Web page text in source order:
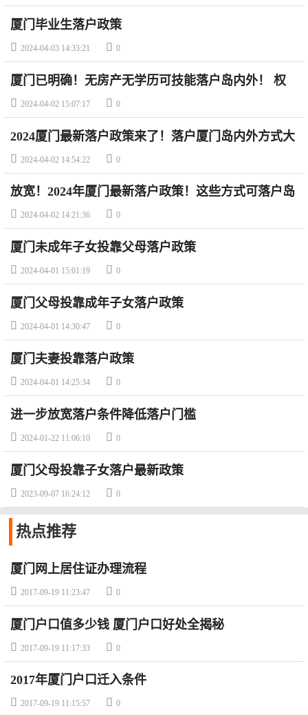
厦门毕业生落户政策
 2024-04-03 14:33:21  0
厦门已明确！无房产无学历可技能落户岛内外！ 权
威解读→
 2024-04-02 15:07:17  0
2024厦门最新落户政策来了！落户厦门岛内外方式大
汇总！
 2024-04-02 14:54:22  0
放宽！2024年厦门最新落户政策！这些方式可落户岛
内！
 2024-04-02 14:21:36  0
厦门未成年子女投靠父母落户政策
 2024-04-01 15:01:19  0
厦门父母投靠成年子女落户政策
 2024-04-01 14:30:47  0
厦门夫妻投靠落户政策
 2024-04-01 14:25:34  0
进一步放宽落户条件降低落户门槛
 2024-01-22 11:06:10  0
厦门父母投靠子女落户最新政策
 2023-09-07 16:24:12  0
热点推荐
厦门网上居住证办理流程
 2017-09-19 11:23:47  0
厦门户口值多少钱 厦门户口好处全揭秘
 2017-09-19 11:17:33  0
2017年厦门户口迁入条件
 2017-09-19 11:15:57  0